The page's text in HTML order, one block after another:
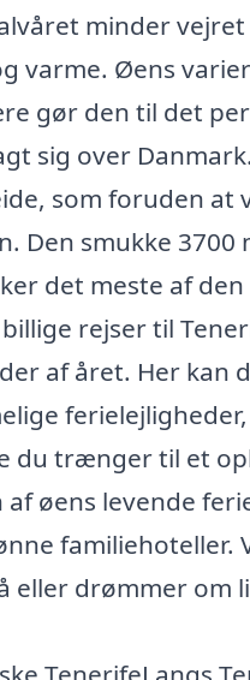
minder
varme. Øens
gør den til det
sig over
som foruden
smukke 3700
det meste af den
rejser til
af året. Her kan
du trænger til et
øens levende
familiehoteller.
eller drømmer om